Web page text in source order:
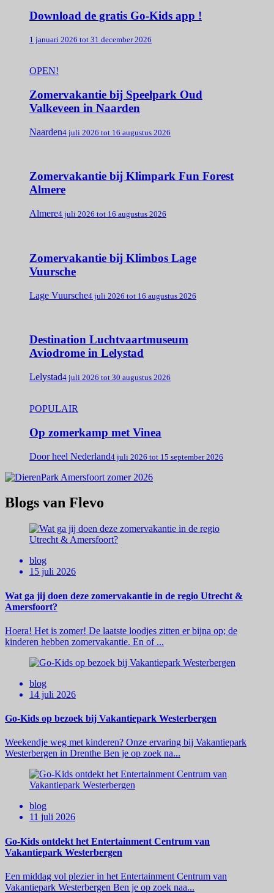
Download de gratis Go-Kids app !
1 januari 2026 tot 31 december 2026
OPEN!
Zomervakantie bij Speelpark Oud
Valkeveen in Naarden
Naarden4 juli 2026 tot 16 augustus 2026
Zomervakantie bij Klimpark Fun Forest
Almere
Almere4 juli 2026 tot 16 augustus 2026
Zomervakantie bij Klimbos Lage
Vuursche
Lage Vuursche4 juli 2026 tot 16 augustus 2026
Destination Luchtvaartmuseum
Aviodrome in Lelystad
Lelystad4 juli 2026 tot 30 augustus 2026
POPULAIR
Op zomerkamp met Vinea
Door heel Nederland4 juli 2026 tot 15 september 2026
Blogs van Flevo
blog
15 juli 2026
Wat ga jij doen deze zomervakantie in de regio Utrecht &
Amersfoort?
Hoera! Het is zomer! De laatste loodjes zitten er bijna op; de
kinderen hebben zomervakantie. En of ...
blog
14 juli 2026
Go-Kids op bezoek bij Vakantiepark Westerbergen
Weekendje weg met kinderen? Onze ervaring bij Vakantiepark
Westerbergen in Drenthe Ben je op zoek na...
blog
11 juli 2026
Go-Kids ontdekt het Entertainment Centrum van
Vakantiepark Westerbergen
Een middag vol plezier in het Entertainment Centrum van
Vakantiepark Westerbergen Ben je op zoek naa...